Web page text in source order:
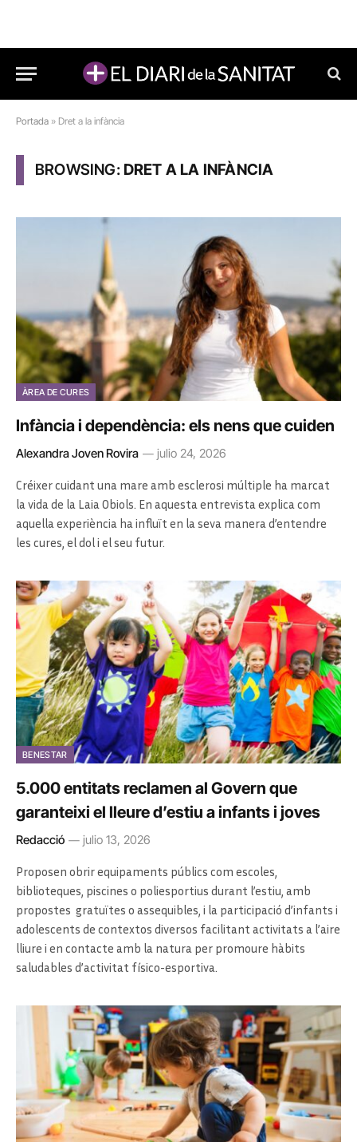
Portada » Dret a la infància
BROWSING:DRET A LA INFÀNCIA
ÀREA DE CURES
Infància i dependència: els nens que cuiden
Alexandra Joven Rovira julio 24, 2026
Créixer cuidant una mare amb esclerosi múltiple ha marcat
la vida de la Laia Obiols. En aquesta entrevista explica com
aquella experiència ha influït en la seva manera d’entendre
les cures, el dol i el seu futur.
BENESTAR
5.000 entitats reclamen al Govern que
garanteixi el lleure d’estiu a infants i joves
Redacció julio 13, 2026
Proposen obrir equipaments públics com escoles,
biblioteques, piscines o poliesportius durant l’estiu, amb
propostes gratuïtes o assequibles, i la participació d’infants i
adolescents de contextos diversos facilitant activitats a l’aire
lliure i en contacte amb la natura per promoure hàbits
saludables d’activitat físico-esportiva.